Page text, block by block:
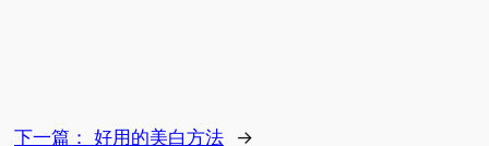
下一篇： 好用的美白方法 →